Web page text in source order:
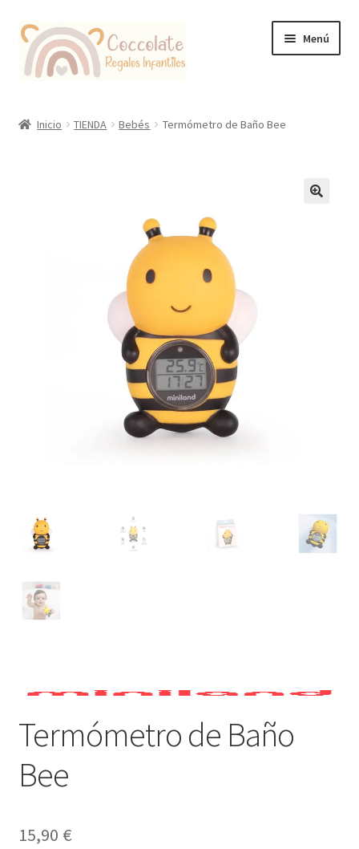
Ir
la
Ir
contenido
Menú
Inicio TIENDA Bebés Termómetro de Baño Bee
Termómetro de Baño
Bee
15,90 €